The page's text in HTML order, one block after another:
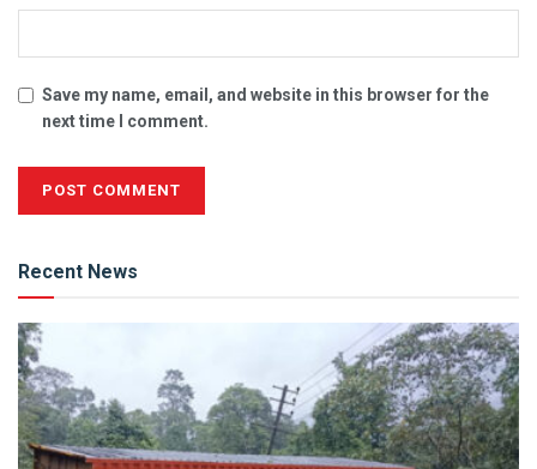
Save my name, email, and website in this browser for the
next time I comment.
Recent News